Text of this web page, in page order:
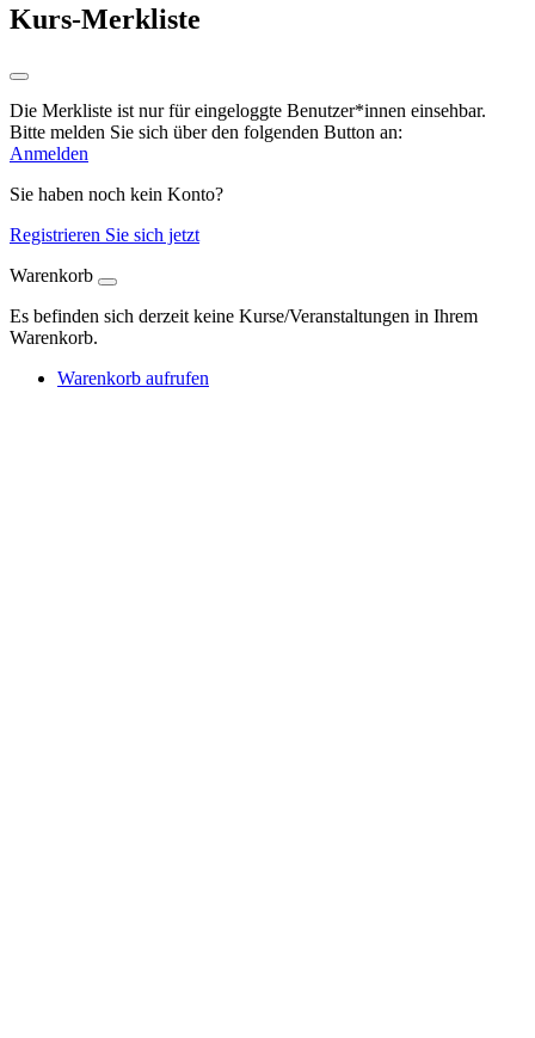
Kurs-Merkliste
Die Merkliste ist nur für eingeloggte Benutzer*innen einsehbar.
Bitte melden Sie sich über den folgenden Button an:
Anmelden
Sie haben noch kein Konto?
Registrieren Sie sich jetzt
Warenkorb
Es befinden sich derzeit keine Kurse/Veranstaltungen in Ihrem
Warenkorb.
Warenkorb aufrufen